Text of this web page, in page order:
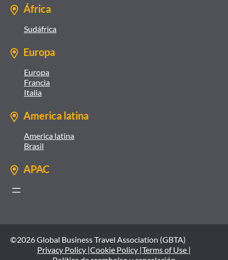
África
Sudáfrica
Europa
Europa
Francia
Italia
America latina
America latina
Brasil
APAC
©2026 Global Business Travel Association (GBTA)
Privacy Policy |Cookie Policy |Terms of Use |